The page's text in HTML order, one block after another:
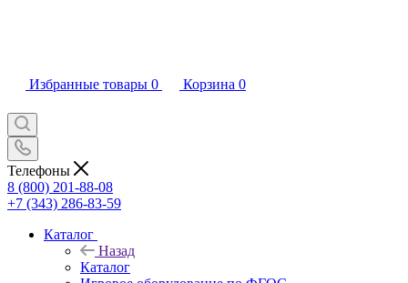
Избранные товары 0 Корзина 0
Телефоны
8 (800) 201-88-08
+7 (343) 286-83-59
Каталог
Назад
Каталог